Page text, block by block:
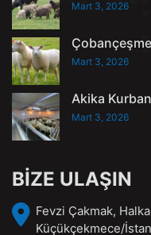
Mart 3, 2026
Mart 3, 2026
Akika
Mart 3, 2026
BİZE ULAŞIN
Fevzi Çakmak,
Küçükçekmece/